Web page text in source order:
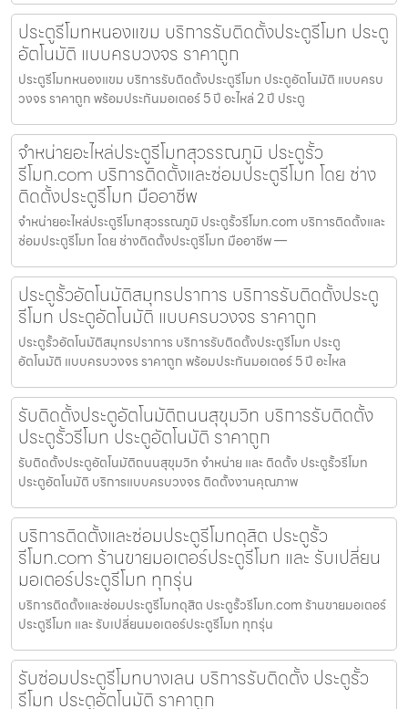
ประตูรีโมทหนองแขม บริการรับติดตั้งประตูรีโมท ประตู
อัตโนมัติ แบบครบวงจร ราคาถูก
ประตูรีโมทหนองแขม บริการรับติดตั้งประตูรีโมท ประตูอัตโนมัติ แบบครบ
วงจร ราคาถูก พร้อมประกันมอเตอร์ 5 ปี อะไหล่ 2 ปี ประตู
จำหน่ายอะไหล่ประตูรีโมทสุวรรณภูมิ ประตูรั้ว
รีโมท.com บริการติดตั้งและซ่อมประตูรีโมท โดย ช่าง
ติดตั้งประตูรีโมท มืออาชีพ
จำหน่ายอะไหล่ประตูรีโมทสุวรรณภูมิ ประตูรั้วรีโมท.com บริการติดตั้งและ
ซ่อมประตูรีโมท โดย ช่างติดตั้งประตูรีโมท มืออาชีพ —
ประตูรั้วอัตโนมัติสมุทรปราการ บริการรับติดตั้งประตู
รีโมท ประตูอัตโนมัติ แบบครบวงจร ราคาถูก
ประตูรั้วอัตโนมัติสมุทรปราการ บริการรับติดตั้งประตูรีโมท ประตู
อัตโนมัติ แบบครบวงจร ราคาถูก พร้อมประกันมอเตอร์ 5 ปี อะไหล
รับติดตั้งประตูอัตโนมัติถนนสุขุมวิท บริการรับติดตั้ง
ประตูรั้วรีโมท ประตูอัตโนมัติ ราคาถูก
รับติดตั้งประตูอัตโนมัติถนนสุขุมวิท จำหน่าย และ ติดตั้ง ประตูรั้วรีโมท
ประตูอัตโนมัติ บริการแบบครบวงจร ติดตั้งงานคุณภาพ
บริการติดตั้งและซ่อมประตูรีโมทดุสิต ประตูรั้ว
รีโมท.com ร้านขายมอเตอร์ประตูรีโมท และ รับเปลี่ยน
มอเตอร์ประตูรีโมท ทุกรุ่น
บริการติดตั้งและซ่อมประตูรีโมทดุสิต ประตูรั้วรีโมท.com ร้านขายมอเตอร์
ประตูรีโมท และ รับเปลี่ยนมอเตอร์ประตูรีโมท ทุกรุ่น
รับซ่อมประตูรีโมทบางเลน บริการรับติดตั้ง ประตูรั้ว
รีโมท ประตูอัตโนมัติ ราคาถูก